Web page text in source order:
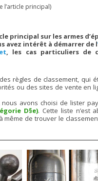
l’article principal)
principal sur les armes
avez intérêt à démarrer de l
, les cas particuliers de
règles de classement, qui
ou des sites de vente en
avons choisi de lister
D§e). Cette liste n’est
même de trouver le